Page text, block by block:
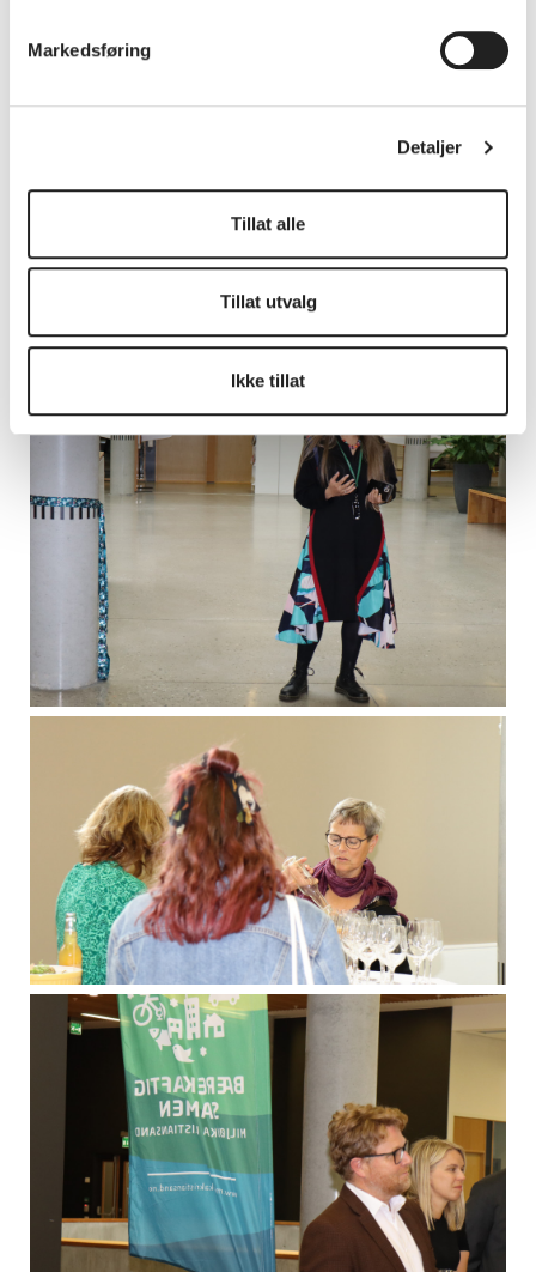
Markedsføring
Detaljer
Tillat alle
Tillat utvalg
Ikke tillat